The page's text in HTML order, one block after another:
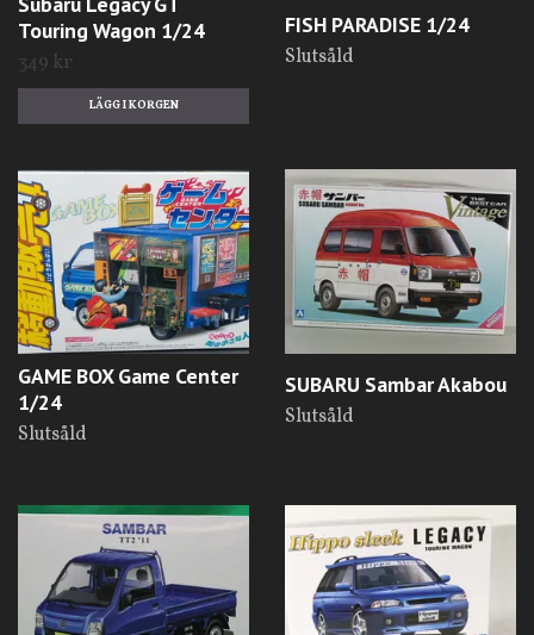
Touring Wagon 1/24
349 kr
FISH PARADISE 1/24
Slutsåld
GAME BOX Game Center
1/24
Slutsåld
SUBARU Sambar Akabou
Slutsåld